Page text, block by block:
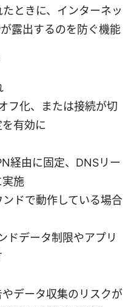
ときに、インターネッ
露出するのを防ぐ機能
フ化、または接続が切
有効に
経由に固定、DNSリー
実施
ドで動作している場合
ドデータ制限やアプリ
データ収集のリスクが